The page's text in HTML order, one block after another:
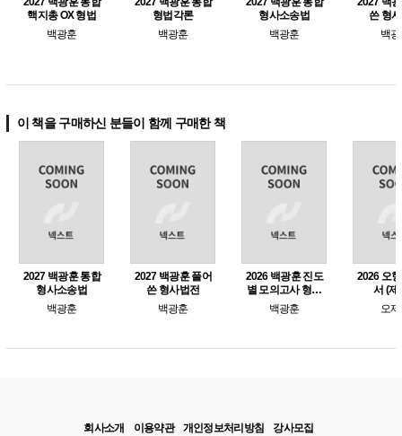
핵지총 OX 형법
백광훈
형법각론
백광훈
형사소송법
백광훈
쓴 형
백
이 책을 구매하신 분들이 함께 구매한 책
2027 백광훈 통합
형사소송법
백광훈
2027 백광훈 풀어
쓴 형사법전
백광훈
2026 백광훈 진도
별 모의고사 형사
소송법
백광훈
2026 오
서 (제
오
회사소개 이용약관 개인정보처리방침 강사모집